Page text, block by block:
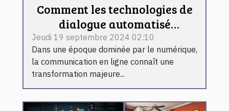
Comment les technologies de
dialogue automatisé
transforment-elles la
communication en ligne ?
Jeudi 19 septembre 2024 02:10
Dans une époque dominée par le numérique,
la communication en ligne connaît une
transformation majeure...